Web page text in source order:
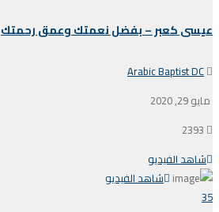
عيسى كعبر – بفضل نعمتك وعمق رحمتك
Arabic Baptist DC
مايو 29, 2020
2393
شاهد الفيديو
شاهد الفيديو
35